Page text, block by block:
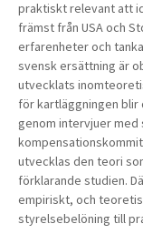
praktiskt relevant att
främst från USA och
erfarenheter och
svensk ersättning är
utvecklats
för kartläggningen
genom intervjuer
utvecklas den teori
förklarande studien.
empiriskt, och
styrelsebelöning till